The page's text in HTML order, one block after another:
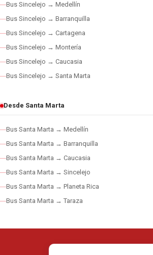
Bus Sincelejo → Medellín
Bus Sincelejo → Barranquilla
Bus Sincelejo → Cartagena
Bus Sincelejo → Montería
Bus Sincelejo → Caucasia
Bus Sincelejo → Santa Marta
Desde Santa Marta
Bus Santa Marta → Medellín
Bus Santa Marta → Barranquilla
Bus Santa Marta → Caucasia
Bus Santa Marta → Sincelejo
Bus Santa Marta → Planeta Rica
Bus Santa Marta → Taraza